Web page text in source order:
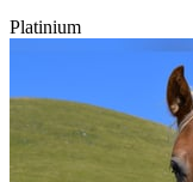
Platinium